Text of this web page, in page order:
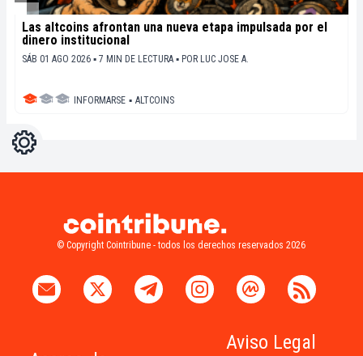
Las altcoins afrontan una nueva etapa impulsada por el
dinero institucional
SÁB 01 AGO 2026 ▪ 7 MIN DE LECTURA ▪ POR LUC JOSE A.
INFORMARSE ▪ ALTCOINS
Ajustes
© Copyright Cointribune - todos los derechos reservados 2026
Aviso Legal